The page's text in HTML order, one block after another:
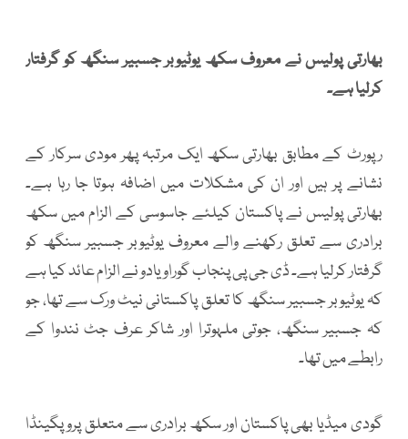
بھارتی پولیس نے معروف سکھ یوٹیوبر جسبیر سنگھ کو گرفتار
کرلیا ہے۔
رپورٹ کے مطابق بھارتی سکھ ایک مرتبہ پھر مودی سرکار کے
نشانے پر ہیں اور ان کی مشکلات میں اضافہ ہوتا جا رہا ہے۔
بھارتی پولیس نے پاکستان کیلئے جاسوسی کے الزام میں سکھ
برادری سے تعلق رکھنے والے معروف یوٹیوبر جسبیر سنگھ کو
گرفتار کرلیا ہے۔ ڈی جی پی پنجاب گوراو یادو نے الزام عائد کیا ہے
کہ یوٹیوبر جسبیر سنگھ کا تعلق پاکستانی نیٹ ورک سے تھا، جو
کہ جسبیر سنگھ، جوتی ملہوترا اور شاکر عرف جٹ نندوا کے
رابطے میں تھا۔
گودی میڈیا بھی پاکستان اور سکھ برادری سے متعلق پروپگینڈا